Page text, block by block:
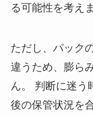
る可能性を考え
ただし、パック
違うため、膨ら
ん。 判断に迷う
後の保管状況を